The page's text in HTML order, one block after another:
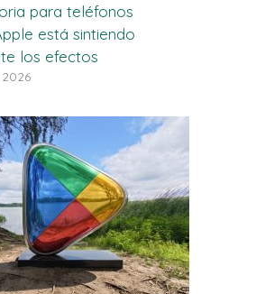
para teléfonos
está sintiendo
los efectos